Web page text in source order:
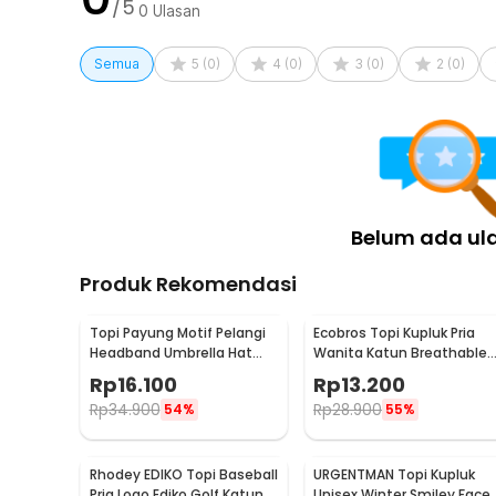
Kelengkapan Produk
Rincian yang Anda dapatkan untuk pembelian produk
/5 0 Ulasan
Semua 5 (0) 4 (0) 3 (0) 2 (0)
Belum ada
Produk Rekomendasi
Topi Payung Motif Pelangi
Headband Umbrella Hat
50cm - W655
Rp16.100
Rp34.900 54%
Ecobros Topi Kupluk Pria
Wanita Katun Breathable
Winter Beanie Hat - EC001
Rp13.200
Rp28.900 55%
Rhodey EDIKO Topi Baseball
URGENTMAN Topi Kupluk